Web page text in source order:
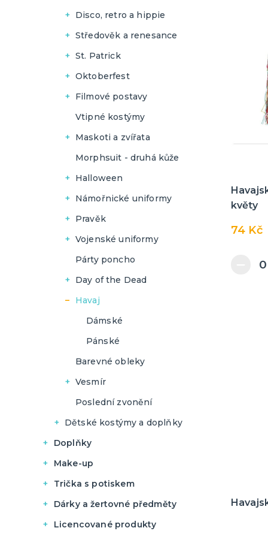
Pánské
Dámské
Pánské
Disco, retro a hippie
Pánské
Dámské
Středověk a renesance
Pánské
Dámské
St. Patrick
Dámské
Pánské
Oktoberfest
Dámské
Pánské
Filmové postavy
Dámské
Pánské
Vtipné kostýmy
Maskoti a zvířata
Dámské
Pánské
Morphsuit - druhá kůže
Halloween
Dámské
Pánské
Námořnické uniformy
Dámské
Pánské
Pravěk
Dámské
Pánské
Vojenské uniformy
Dámské
Pánské
Párty poncho
Day of the Dead
Dámské
Pánské
Havaj
Dámské
Pánské
Barevné obleky
Vesmír
Dámské
Pánské
Poslední zvonění
Dětské kostýmy a doplňky
Kluci
Uniformy
Halloween
Doplňky
Vánoce
Halloween
Havajská párty
Křídla a korunky
Make-up
Hororové líčení a jizvy
Tekutý latex
Trička s potiskem
Pivo a víno
Dárky a žertovné předměty
Originální dárky
Licencované produkty
květy
74 Kč